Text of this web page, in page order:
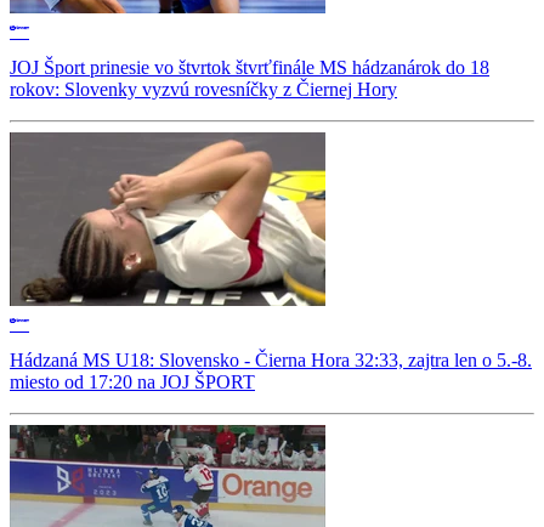
JOJ Šport prinesie vo štvrtok štvrťfinále MS hádzanárok do 18
rokov: Slovenky vyzvú rovesníčky z Čiernej Hory
Hádzaná MS U18: Slovensko - Čierna Hora 32:33, zajtra len o 5.-8.
miesto od 17:20 na JOJ ŠPORT